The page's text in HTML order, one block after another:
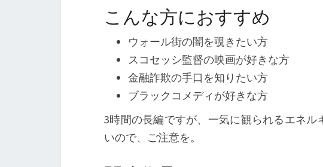
こんな方におすすめ
ウォール街の闇を覗きたい方
スコセッシ監督の映画が好きな方
金融詐欺の手口を知りたい方
ブラックコメディが好きな方
3時間の長編ですが、一気に観られるエネ
いので、ご注意を。